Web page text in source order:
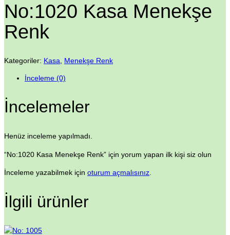
No:1020 Kasa Menekşe
Renk
Kategoriler: Kasa Menekşe Renk
İnceleme (0)
İncelemeler
Henüz inceleme yapılmadı.
“No:1020 Kasa Menekşe Renk” için yorum yapan ilk kişi siz olun
İnceleme yazabilmek için oturum açmalısınız
İlgili ürünler